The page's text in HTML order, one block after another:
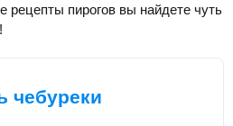
рецепты пирогов вы найдете чуть
чебуреки